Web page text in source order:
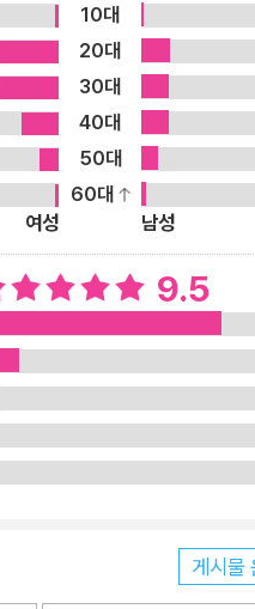
10대
20대
30대
40대
50대
60대
여성
남성
9.5
게시물